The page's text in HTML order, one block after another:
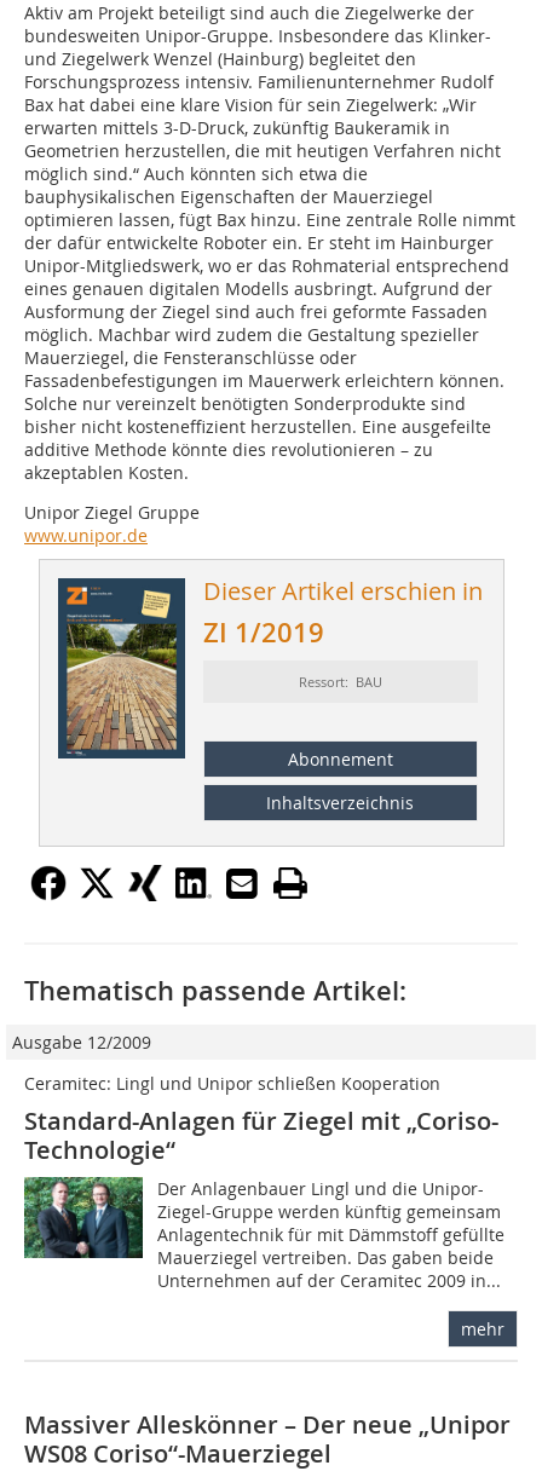
Aktiv am Projekt beteiligt sind auch die Ziegelwerke der
bundesweiten Unipor-Gruppe. Insbesondere das Klinker-
und Ziegelwerk Wenzel (Hainburg) begleitet den
Forschungsprozess intensiv. Familienunternehmer Rudolf
Bax hat dabei eine klare Vision für sein Ziegelwerk: „Wir
erwarten mittels 3-D-Druck, zukünftig Baukeramik in
Geometrien herzustellen, die mit heutigen Verfahren nicht
möglich sind.“ Auch könnten sich etwa die
bauphysikalischen Eigenschaften der Mauerziegel
optimieren lassen, fügt Bax hinzu. Eine zentrale Rolle nimmt
der dafür entwickelte Roboter ein. Er steht im Hainburger
Unipor-Mitgliedswerk, wo er das Rohmaterial entsprechend
eines genauen digitalen Modells ausbringt. Aufgrund der
Ausformung der Ziegel sind auch frei geformte Fassaden
möglich. Machbar wird zudem die Gestaltung spezieller
Mauerziegel, die Fensteranschlüsse oder
Fassadenbefestigungen im Mauerwerk erleichtern können.
Solche nur vereinzelt benötigten Sonderprodukte sind
bisher nicht kosteneffizient herzustellen. Eine ausgefeilte
additive Methode könnte dies revolutionieren – zu
akzeptablen Kosten.
Unipor Ziegel Gruppe
www.unipor.de
Dieser Artikel erschien in
ZI 1/2019
Ressort: BAU
Abonnement
Inhaltsverzeichnis
Thematisch passende Artikel:
Ausgabe 12/2009
Ceramitec: Lingl und Unipor schließen Kooperation
Standard-Anlagen für Ziegel mit „Coriso-
Technologie“
Der Anlagenbauer Lingl und die Unipor-
Ziegel-Gruppe werden künftig gemeinsam
Anlagentechnik für mit Dämmstoff gefüllte
Mauerziegel vertreiben. Das gaben beide
Unternehmen auf der Ceramitec 2009 in...
mehr
Massiver Alleskönner – Der neue „Unipor
WS08 Coriso“-Mauerziegel